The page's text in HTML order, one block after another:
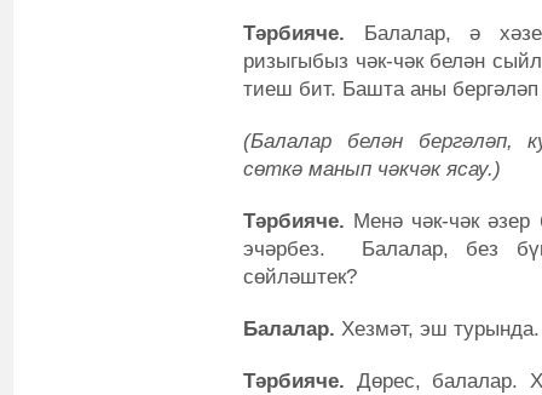
Тәрбияче. Балалар, ә
ризыгыбыз чәк-чәк белән
тиеш бит. Башта аны
(Балалар белән бергәләп,
сөткә манып чәкчәк ясау.)
Тәрбияче. Менә чәк-чәк әзер
эчәрбез. Балалар, без
сөйләштек?
Балалар. Хезмәт, эш турында.
Тәрбияче. Дөрес, балалар.